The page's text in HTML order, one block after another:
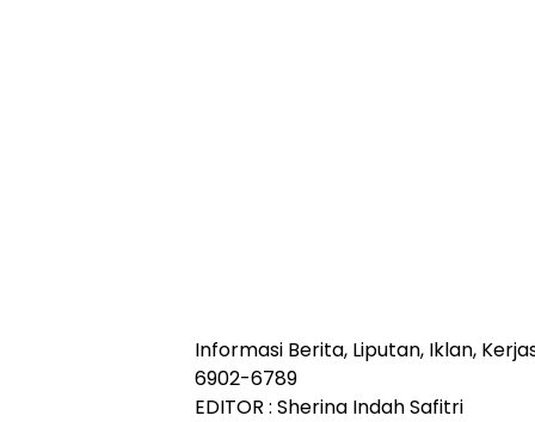
Informasi Berita, Liputan, Iklan,
6902-6789
EDITOR : Sherina Indah Safitri